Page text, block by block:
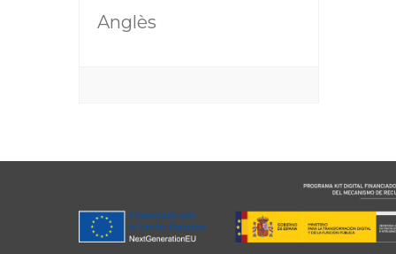
Anglès